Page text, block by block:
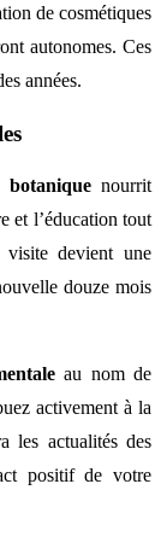
de cosmétiques
autonomes. Ces
années.
nourrit
et l’éducation tout
visite devient une
douze mois
au nom de
activement à la
les actualités des
positif de votre